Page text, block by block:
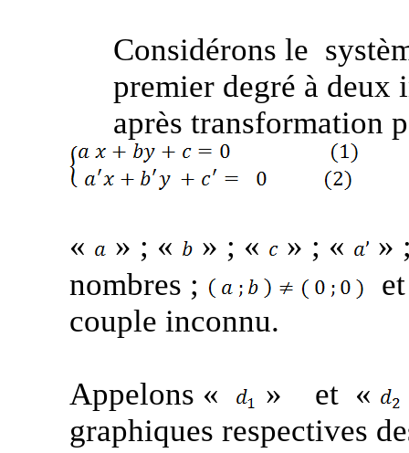
Considérons le
premier degré à deux
après transformation
« » ; « » ; « » ; «
»
nombres ;
et
couple inconnu.
Appelons « » et «
graphiques respectives